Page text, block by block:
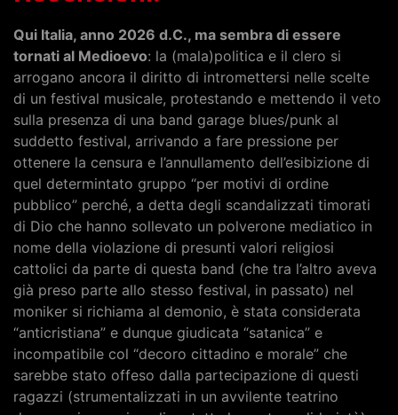
Qui Italia, anno 2026 d.C., ma sembra di essere
tornati al Medioevo: la (mala)politica e il clero si
arrogano ancora il diritto di intromettersi nelle scelte
di un festival musicale, protestando e mettendo il veto
sulla presenza di una band garage blues/punk al
suddetto festival, arrivando a fare pressione per
ottenere la censura e l’annullamento dell’esibizione di
quel determintato gruppo “per motivi di ordine
pubblico” perché, a detta degli scandalizzati timorati
di Dio che hanno sollevato un polverone mediatico in
nome della violazione di presunti valori religiosi
cattolici da parte di questa band (che tra l’altro aveva
già preso parte allo stesso festival, in passato) nel
moniker si richiama al demonio, è stata considerata
“anticristiana” e dunque giudicata “satanica” e
incompatibile col “decoro cittadino e morale” che
sarebbe stato offeso dalla partecipazione di questi
ragazzi (strumentalizzati in un avvilente teatrino